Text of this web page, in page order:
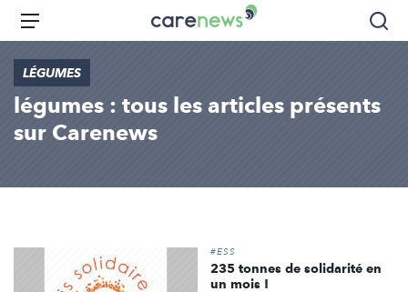
Aller
principal
Carenews,
Le
acteurs
l'engagement
Menu
LÉGUMES
légumes : tous les articles présents
sur Carenews
#ESS
235 tonnes de solidarité en
un mois !